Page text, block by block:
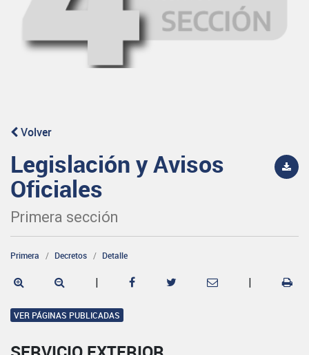
Volver
Legislación y Avisos
Oficiales
Primera sección
Primera Decretos Detalle
| |
VER PÁGINAS PUBLICADAS